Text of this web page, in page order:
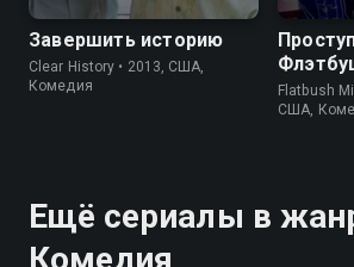
Завершить историю
Clear History • 2013, США,
Комедия
Flatbush
США,
Ещё сериалы в